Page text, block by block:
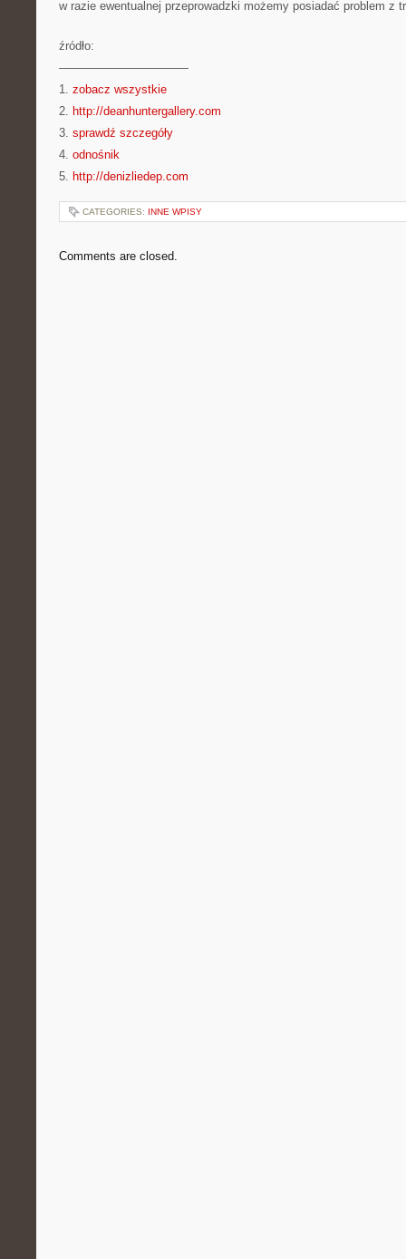
w razie ewentualnej przeprowadzki możemy posiadać problem z
źródło:
———————————
1. zobacz wszystkie
2. http://deanhuntergallery.com
3. sprawdź szczegóły
4. odnośnik
5. http://denizliedep.com
CATEGORIES: INNE WPISY
Comments are closed.